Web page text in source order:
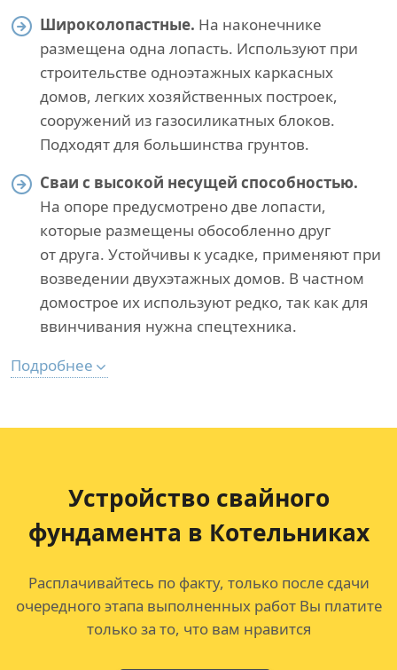
Широколопастные. На наконечнике
размещена одна лопасть. Используют при
строительстве одноэтажных каркасных
домов, легких хозяйственных построек,
сооружений из газосиликатных блоков.
Подходят для большинства грунтов.
Сваи с высокой несущей способностью.
На опоре предусмотрено две лопасти,
которые размещены обособленно друг
от друга. Устойчивы к усадке, применяют при
возведении двухэтажных домов. В частном
домострое их используют редко, так как для
ввинчивания нужна спецтехника.
Подробнее
Устройство свайного
фундамента в Котельниках
Расплачивайтесь по факту, только после сдачи
очередного этапа выполненных работ Вы платите
только за то, что вам нравится